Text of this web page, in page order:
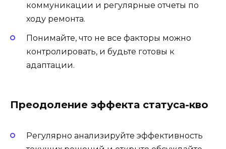
коммуникации и регулярные отчеты по
ходу ремонта.
Понимайте, что не все факторы можно
контролировать, и будьте готовы к
адаптации.
Преодоление эффекта статуса-кво
Регулярно анализируйте эффективность